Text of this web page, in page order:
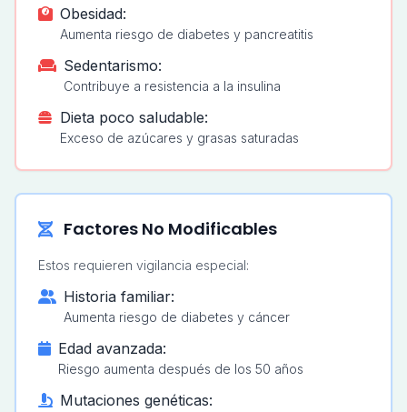
Obesidad:
Aumenta riesgo de diabetes y pancreatitis
Sedentarismo:
Contribuye a resistencia a la insulina
Dieta poco saludable:
Exceso de azúcares y grasas saturadas
Factores No Modificables
Estos requieren vigilancia especial:
Historia familiar:
Aumenta riesgo de diabetes y cáncer
Edad avanzada:
Riesgo aumenta después de los 50 años
Mutaciones genéticas: